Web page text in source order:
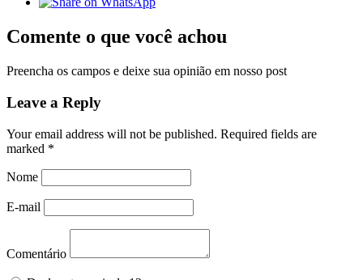
Comente o que você achou
Preencha os campos e deixe sua opinião em nosso post
Leave a Reply
Your email address will not be published. Required fields are
marked *
Nome
E-mail
Comentário